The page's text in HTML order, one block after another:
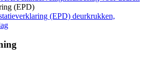
(EPD)
(EPD) deurkrukken,